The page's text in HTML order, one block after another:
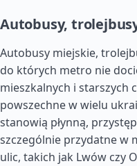
Autobusy,
Autobusy miejskie,
do których metro nie
mieszkalnych i starszych
powszechne w wielu
stanowią płynną,
szczególnie przydatne w
ulic, takich jak Lwów czy